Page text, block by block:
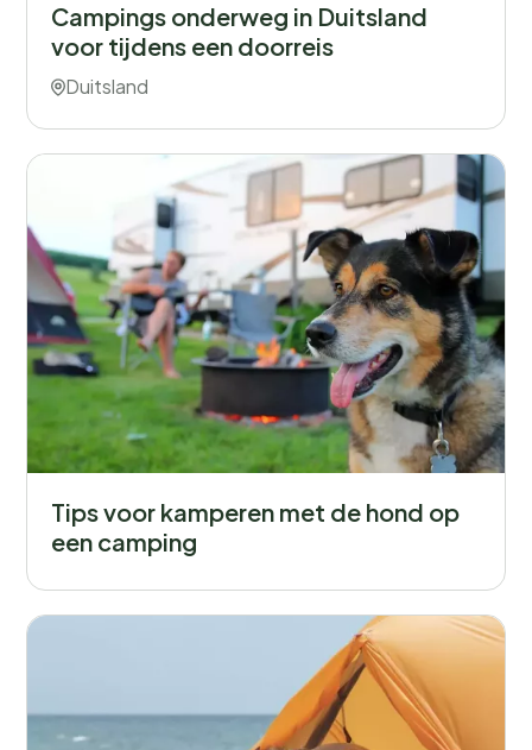
Campings onderweg in Duitsland
voor tijdens een doorreis
Duitsland
Tips voor kamperen met de hond op
een camping